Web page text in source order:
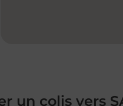
un colis vers